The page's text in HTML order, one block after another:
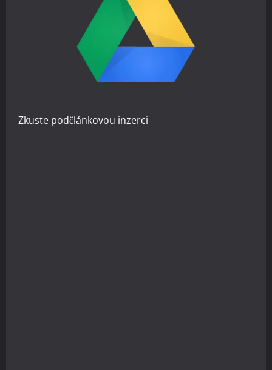
Zkuste podčlánkovou inzerci